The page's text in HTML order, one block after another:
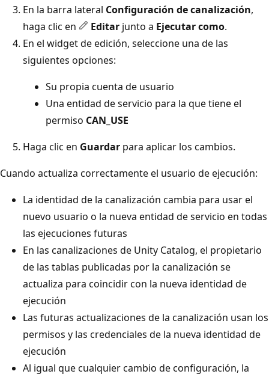
En la barra lateral Configuración de canalización,
haga clic en
Editar junto a Ejecutar como.
En el widget de edición, seleccione una de las
siguientes opciones:
Su propia cuenta de usuario
Una entidad de servicio para la que tiene el
permiso CAN_USE
Haga clic en Guardar para aplicar los cambios.
Cuando actualiza correctamente el usuario de ejecución:
La identidad de la canalización cambia para usar el
nuevo usuario o la nueva entidad de servicio en todas
las ejecuciones futuras
En las canalizaciones de Unity Catalog, el propietario
de las tablas publicadas por la canalización se
actualiza para coincidir con la nueva identidad de
ejecución
Las futuras actualizaciones de la canalización usan los
permisos y las credenciales de la nueva identidad de
ejecución
Al igual que cualquier cambio de configuración, la